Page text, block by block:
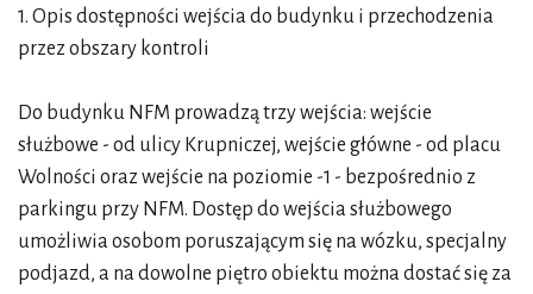
1. Opis dostępności wejścia do budynku i przechodzenia
przez obszary kontroli
Do budynku NFM prowadzą trzy wejścia: wejście
służbowe - od ulicy Krupniczej, wejście główne - od placu
Wolności oraz wejście na poziomie -1 - bezpośrednio z
parkingu przy NFM. Dostęp do wejścia służbowego
umożliwia osobom poruszającym się na wózku, specjalny
podjazd, a na dowolne piętro obiektu można dostać się za